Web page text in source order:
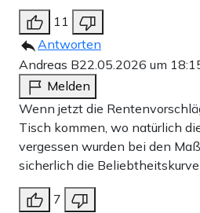
11
Antworten
Andreas B22.05.2026 um
Melden
Wenn jetzt die
Tisch kommen, wo natürlich
vergessen wurden bei den
sicherlich die Beliebtheitskurve
7